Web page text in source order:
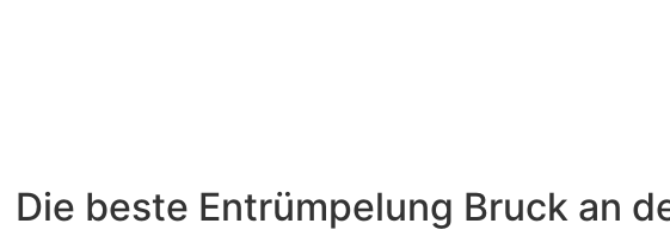
Die beste Entrümpelung Bruck an